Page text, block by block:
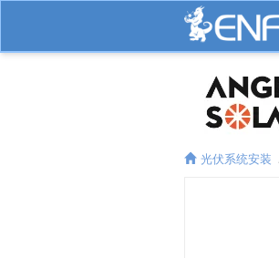
光伏系统安装